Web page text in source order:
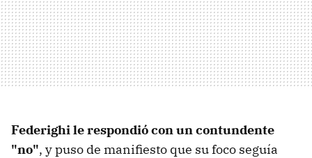
Federighi le respondió con un contundente
"no", y puso de manifiesto que su foco seguía